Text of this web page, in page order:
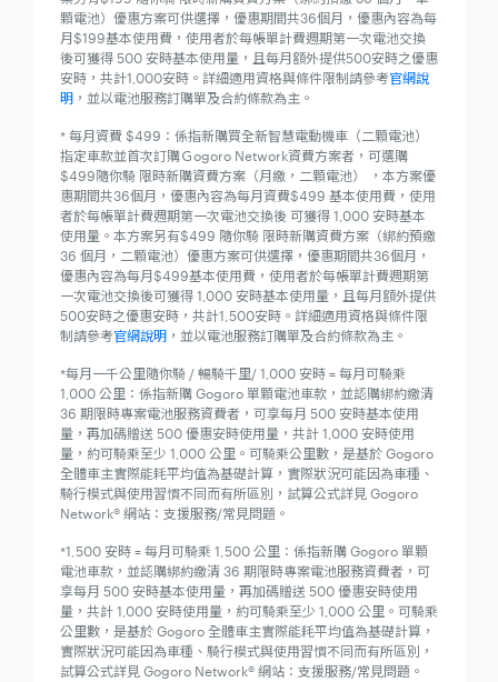
顆電池）優惠方案可供選擇，優惠期間共36個月，優惠內容為每
月$199基本使用費，使用者於每帳單計費週期第一次電池交換
後可獲得 500 安時基本使用量，且每月額外提供500安時之優惠
安時，共計1,000安時。詳細適用資格與條件限制請參考官網說
明 ，並以電池服務訂購單及合約條款為主。
* 每月資費 $499：係指新購買全新智慧電動機車（二顆電池）
指定車款並首次訂購Ｇogoro Network資費方案者，可選購
$499隨你騎 限時新購資費方案（月繳，二顆電池） ，本方案優
惠期間共36個月，優惠內容為每月資費$499 基本使用費，使用
者於每帳單計費週期第一次電池交換後 可獲得 1,000 安時基本
使用量。本方案另有$499 隨你騎 限時新購資費方案（綁約預繳
36 個月，二顆電池）優惠方案可供選擇，優惠期間共36個月，
優惠內容為每月$499基本使用費，使用者於每帳單計費週期第
一次電池交換後可獲得 1,000 安時基本使用量，且每月額外提供
500安時之優惠安時，共計1,500安時。詳細適用資格與條件限
制請參考官網說明 ，並以電池服務訂購單及合約條款為主。
*每月一千公里隨你騎 / 暢騎千里/ 1,000 安時 = 每月可騎乘
1,000 公里：係指新購 Gogoro 單顆電池車款，並認購綁約繳清
36 期限時專案電池服務資費者，可享每月 500 安時基本使用
量，再加碼贈送 500 優惠安時使用量，共計 1,000 安時使用
量，約可騎乘至少 1,000 公里。可騎乘公里數，是基於 Gogoro
全體車主實際能耗平均值為基礎計算，實際狀況可能因為車種、
騎行模式與使用習慣不同而有所區別，試算公式詳見 Gogoro
Network® 網站：支援服務/常見問題。
*1,500 安時 = 每月可騎乘 1,500 公里：係指新購 Gogoro 單顆
電池車款，並認購綁約繳清 36 期限時專案電池服務資費者，可
享每月 500 安時基本使用量，再加碼贈送 500 優惠安時使用
量，共計 1,000 安時使用量，約可騎乘至少 1,000 公里。可騎乘
公里數，是基於 Gogoro 全體車主實際能耗平均值為基礎計算，
實際狀況可能因為車種、騎行模式與使用習慣不同而有所區別，
試算公式詳見 Gogoro Network® 網站：支援服務/常見問題。